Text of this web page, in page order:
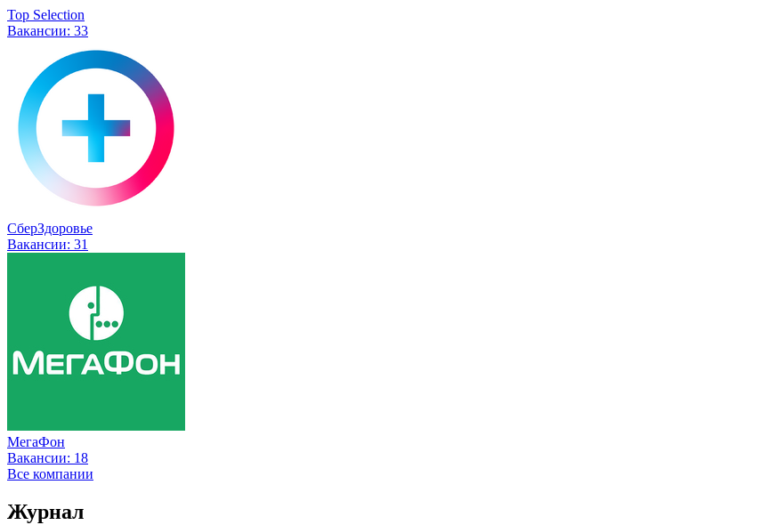
Top Selection
Вакансии: 33
СберЗдоровье
Вакансии: 31
МегаФон
Вакансии: 18
Все компании
Журнал